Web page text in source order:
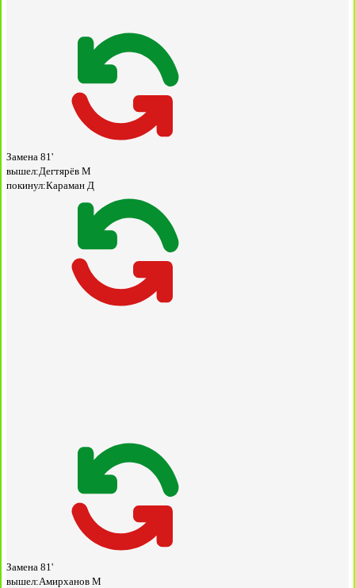
Замена 81'
вышел:Дегтярёв М
покинул:Караман Д
Замена 81'
вышел:Амирханов М